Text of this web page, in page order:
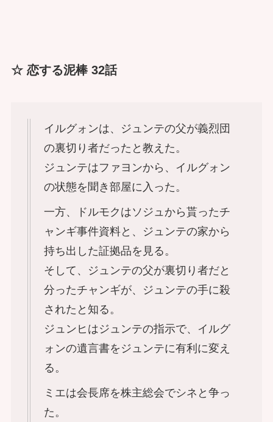
☆ 恋する泥棒 32話
イルグォンは、ジュンテの父が義烈団
の裏切り者だったと教えた。
ジュンテはファヨンから、イルグォン
の状態を聞き部屋に入った。
一方、ドルモクはソジュから貰ったチ
ャンギ事件資料と、ジュンテの家から
持ち出した証拠品を見る。
そして、ジュンテの父が裏切り者だと
分ったチャンギが、ジュンテの手に殺
されたと知る。
ジュンヒはジュンテの指示で、イルグ
ォンの遺言書をジュンテに有利に変え
る。
ミエは会長席を株主総会でシネと争っ
た。